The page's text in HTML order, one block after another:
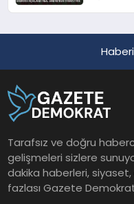
Tarafsız ve doğru
gelişmeleri sizlere
dakika haberleri,
fazlası Gazete